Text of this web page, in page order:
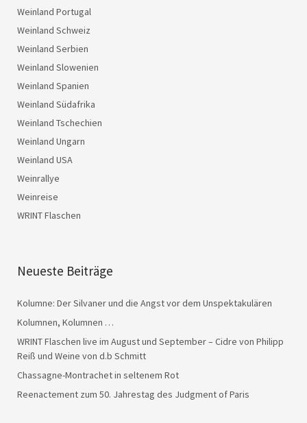
Weinland Portugal
Weinland Schweiz
Weinland Serbien
Weinland Slowenien
Weinland Spanien
Weinland Südafrika
Weinland Tschechien
Weinland Ungarn
Weinland USA
Weinrallye
Weinreise
WRINT Flaschen
Neueste Beiträge
Kolumne: Der Silvaner und die Angst vor dem Unspektakulären
Kolumnen, Kolumnen …
WRINT Flaschen live im August und September – Cidre von Philipp
Reiß und Weine von d.b Schmitt
Chassagne-Montrachet in seltenem Rot
Reenactement zum 50. Jahrestag des Judgment of Paris